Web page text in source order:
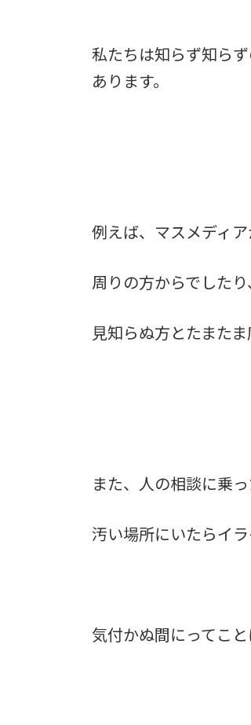
私たちは知らず知ら
あります。
例えば、マスメディア
周りの方からでしたり
見知らぬ方とたまた
また、人の相談に乗
汚い場所にいたらイラ
気付かぬ間にってこと